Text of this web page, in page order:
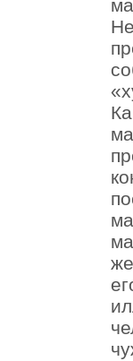
стендов и интерьеров